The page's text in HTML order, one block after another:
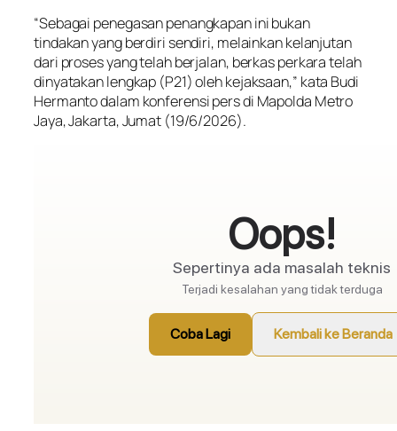
“Sebagai penegasan penangkapan ini bukan
tindakan yang berdiri sendiri, melainkan kelanjutan
dari proses yang telah berjalan, berkas perkara telah
dinyatakan lengkap (P21) oleh kejaksaan,” kata Budi
Hermanto dalam konferensi pers di Mapolda Metro
Jaya, Jakarta, Jumat (19/6/2026).